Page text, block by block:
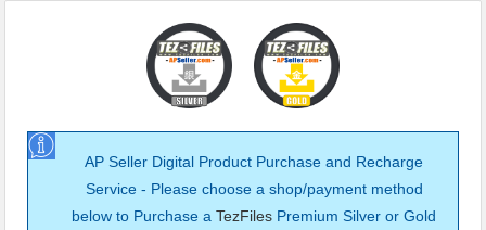
AP Seller Digital Product Purchase and Recharge
Service - Please choose a shop/payment method
below to Purchase a TezFiles Premium Silver or Gold